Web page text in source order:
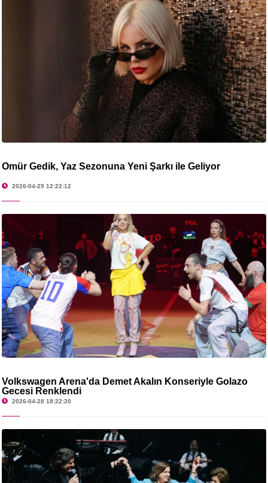
Ömür Gedik, Yaz Sezonuna Yeni Şarkı ile Geliyor
2026-04-29 12:22:12
Volkswagen Arena'da Demet Akalın Konseriyle Golazo
Gecesi Renklendi
2026-04-28 18:22:20